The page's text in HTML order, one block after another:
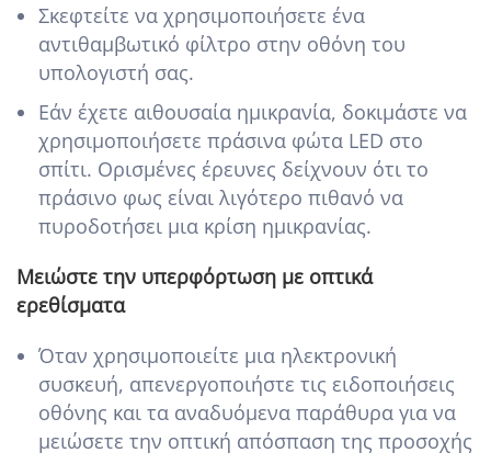
Σκεφτείτε να χρησιμοποιήσετε ένα
αντιθαμβωτικό φίλτρο στην οθόνη του
υπολογιστή σας.
Εάν έχετε αιθουσαία ημικρανία, δοκιμάστε να
χρησιμοποιήσετε πράσινα φώτα LED στο
σπίτι. Ορισμένες έρευνες δείχνουν ότι το
πράσινο φως είναι λιγότερο πιθανό να
πυροδοτήσει μια κρίση ημικρανίας.
Μειώστε την υπερφόρτωση με οπτικά
ερεθίσματα
Όταν χρησιμοποιείτε μια ηλεκτρονική
συσκευή, απενεργοποιήστε τις ειδοποιήσεις
οθόνης και τα αναδυόμενα παράθυρα για να
μειώσετε την οπτική απόσπαση της προσοχής